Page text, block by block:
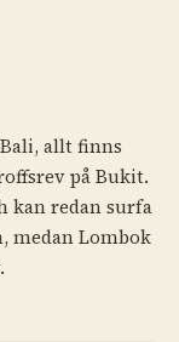
allt finns
på Bukit.
kan redan surfa
medan Lombok